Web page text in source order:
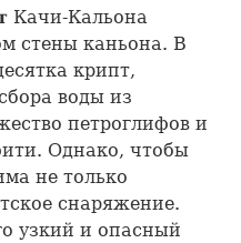
Качи-Кальона
стены каньона. В
крипт,
воды из
петроглифов и
Однако, чтобы
не только
снаряжение.
узкий и опасный